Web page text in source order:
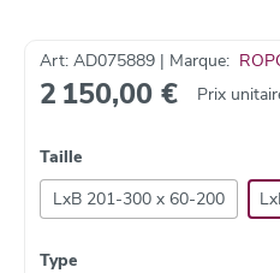
Art: AD075889 | Marque:
2 150,00 € Prix
Taille
LxB 201-300 x 60-200
Type